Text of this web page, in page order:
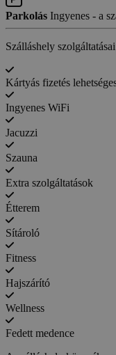
Parkolás Ingyenes - a
Szálláshely szolgáltatásai
Kártyás fizetés
Ingyenes WiFi
Jacuzzi
Szauna
Extra szolgáltatások
Étterem
Sítároló
Fitness
Hajszárító
Wellness
Fedett medence